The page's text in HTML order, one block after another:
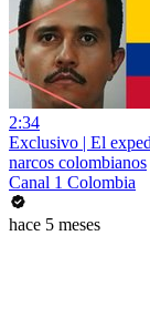
2:34
Exclusivo | El
narcos colombianos
Canal 1 Colombia
hace 5 meses